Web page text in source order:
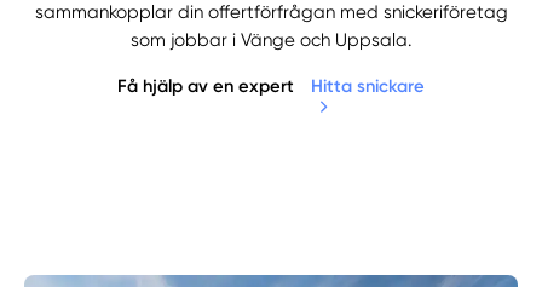
sammankopplar din offertförfrågan med snickeriföretag
som jobbar i Vänge och Uppsala.
Få hjälp av en expert Hitta snickare